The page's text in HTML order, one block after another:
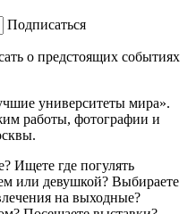
Подписаться
о предстоящих событиях
университеты мира».
работы, фотографии и
Ищете где погулять
или девушкой? Выбираете
на выходные?